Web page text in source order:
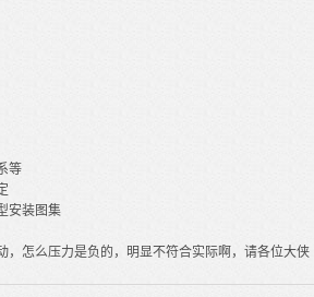
等
安装图集
，怎么压力是负的，明显不符合实际啊，请各位大侠